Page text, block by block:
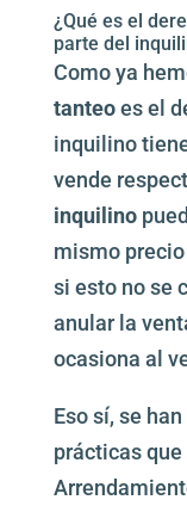
¿Qué es el
parte del
Como ya
tanteoes el
inquilino
vende
inquilino
mismo
si esto no se
anular la
ocasiona al
Eso sí, se
prácticas